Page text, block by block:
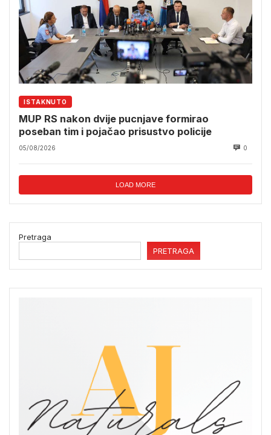
ISTAKNUTO
MUP RS nakon dvije pucnjave formirao
poseban tim i pojačao prisustvo policije
05/08/2026 0
LOAD MORE
Pretraga
PRETRAGA